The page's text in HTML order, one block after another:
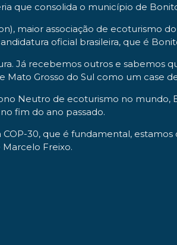
que consolida o município de
maior associação de ecoturismo
oficial brasileira, que é
Já recebemos outros e sabemos
Grosso do Sul como um case
Neutro de ecoturismo no
fim do ano passado.
30, que é fundamental,
Freixo.